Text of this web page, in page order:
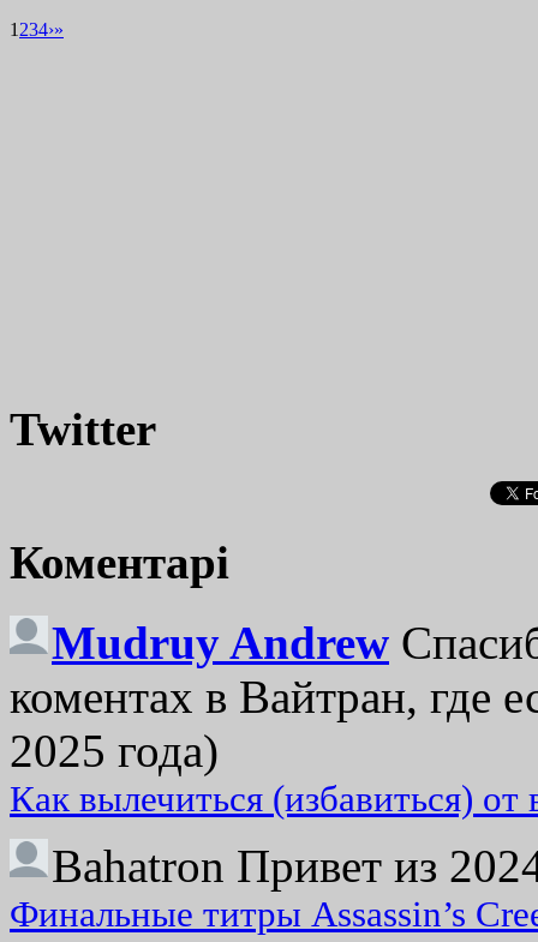
1 234›»
Twitter
Коментарі
Mudruy Andrew
коментах в Вайтран, где
2025 года)
Как вылечиться (избавиться)
Bahatron Привет из
Финальные титры Assassin’s